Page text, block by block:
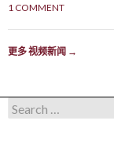
1 COMMENT
更多 视频新闻 →
Search for: